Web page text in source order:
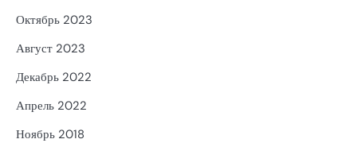
Октябрь 2023
Август 2023
Декабрь 2022
Апрель 2022
Ноябрь 2018